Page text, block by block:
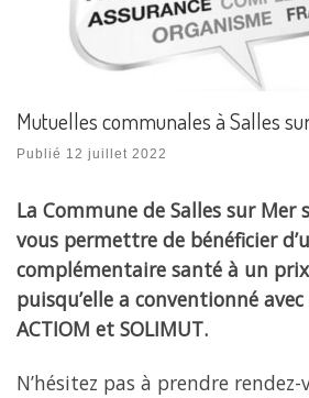
Mutuelles communales à Salles
Publié 12 juillet 2022
La Commune de Salles sur Mer
vous permettre de bénéficier
complémentaire santé à un
puisqu’elle a conventionné
ACTIOM et SOLIMUT.
N’hésitez pas à prendre